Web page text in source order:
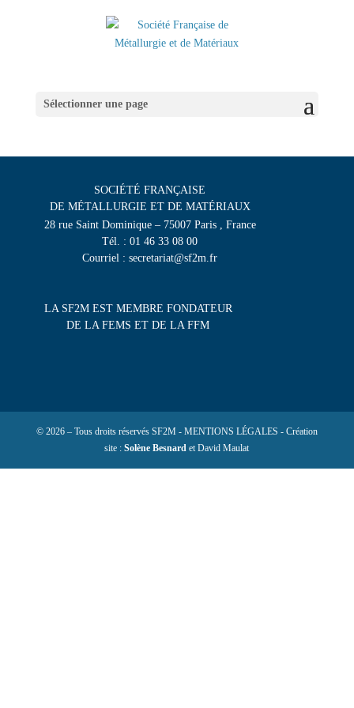
Sélectionner une page
SOCIÉTÉ FRANÇAISE
DE MÉTALLURGIE ET DE MATÉRIAUX
28 rue Saint Dominique – 75007 Paris , France
Tél. : 01 46 33 08 00
Courriel : secretariat@sf2m.fr
LA SF2M EST MEMBRE FONDATEUR
DE LA FEMS ET DE LA FFM
© 2026 – Tous droits réservés SF2M - MENTIONS LÉGALES - Création
site :Solène Besnard et David Maulat